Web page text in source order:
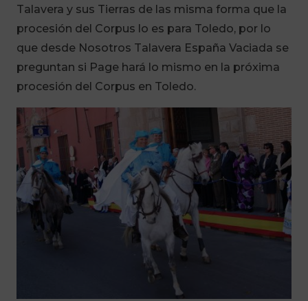
Talavera y sus Tierras de las misma forma que la
procesión del Corpus lo es para Toledo, por lo
que desde Nosotros Talavera España Vaciada se
preguntan si Page hará lo mismo en la próxima
procesión del Corpus en Toledo.